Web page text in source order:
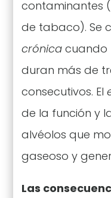
contaminantes
de tabaco). Se
crónicacuando
duran más de
consecutivos. El
de la función y
alvéolos que
gaseoso y
Las